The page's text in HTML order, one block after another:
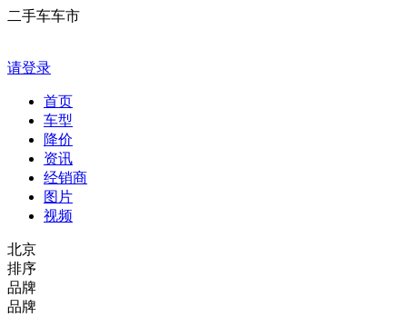
二手车车市
请登录
首页
车型
降价
资讯
经销商
图片
视频
北京
排序
品牌
品牌